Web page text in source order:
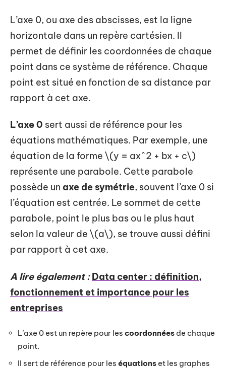
L’axe 0, ou axe des abscisses, est la ligne
horizontale dans un repère cartésien. Il
permet de définir les coordonnées de chaque
point dans ce système de référence. Chaque
point est situé en fonction de sa distance par
rapport à cet axe.
L’axe 0 sert aussi de référence pour les
équations mathématiques. Par exemple, une
équation de la forme \(y = ax^2 + bx + c\)
représente une parabole. Cette parabole
possède un axe de symétrie, souvent l’axe 0 si
l’équation est centrée. Le sommet de cette
parabole, point le plus bas ou le plus haut
selon la valeur de \(a\), se trouve aussi défini
par rapport à cet axe.
A lire également : Data center : définition,
fonctionnement et importance pour les
entreprises
L’axe 0 est un repère pour les coordonnées de chaque
point.
Il sert de référence pour les équations et les graphes